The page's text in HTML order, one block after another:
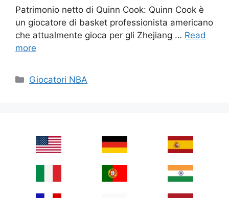
Patrimonio netto di Quinn Cook: Quinn Cook è
un giocatore di basket professionista americano
che attualmente gioca per gli Zhejiang … Read
more
Categories
Giocatori NBA